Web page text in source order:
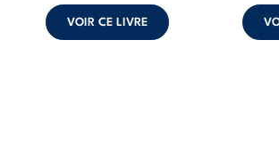
VOIR CE LIVRE